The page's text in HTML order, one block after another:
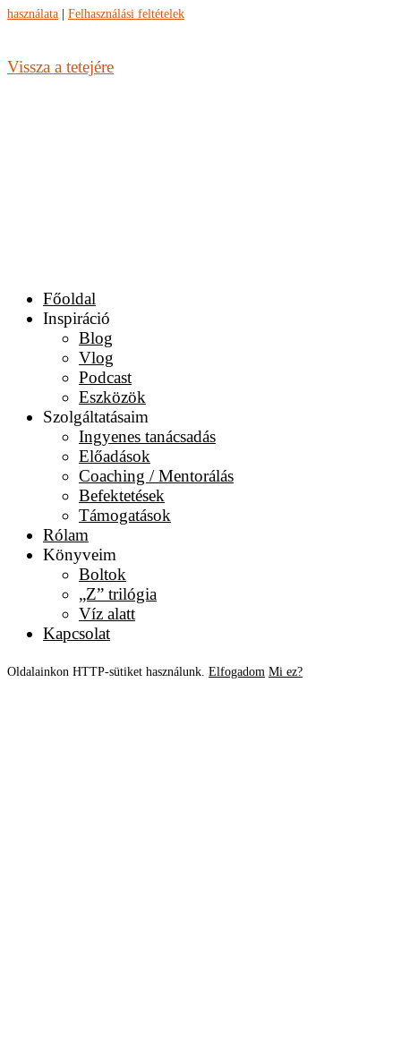
használata
Felhasználási feltételek
Vissza a tetejére
Főoldal
Inspiráció
Blog
Vlog
Podcast
Eszközök
Szolgáltatásaim
Ingyenes tanácsadás
Előadások
Coaching / Mentorálás
Befektetések
Támogatások
Rólam
Könyveim
Boltok
„Z” trilógia
Víz alatt
Kapcsolat
Oldalainkon HTTP-sütiket használunk. Elfogadom Mi ez?